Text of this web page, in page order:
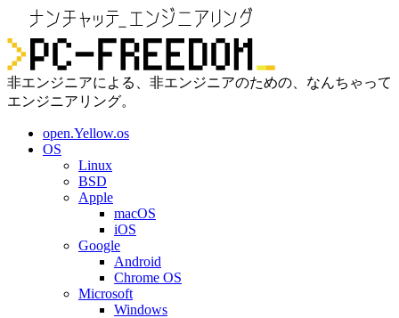
非エンジニアによる、非エンジニアのための、なんちゃって
エンジニアリング。
open.Yellow.os
OS
Linux
BSD
Apple
macOS
iOS
Google
Android
Chrome OS
Microsoft
Windows